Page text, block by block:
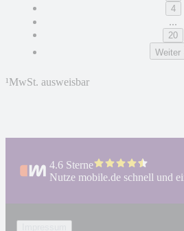
4
...
20
Weiter
¹MwSt. ausweisbar
4.6 Sterne
Nutze mobile.de schnell und